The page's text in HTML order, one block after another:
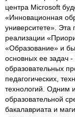
центра Microsoft
«Инновационная
университете». Эта
реализации
«Образование» и
основных ее задач -
образовательных
педагогических,
технологий. Одним
образовательной
бакалавриата и